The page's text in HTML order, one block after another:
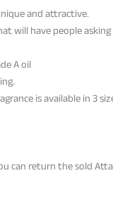
and attractive.
will have people
A oil
is available in 3
can return the sold